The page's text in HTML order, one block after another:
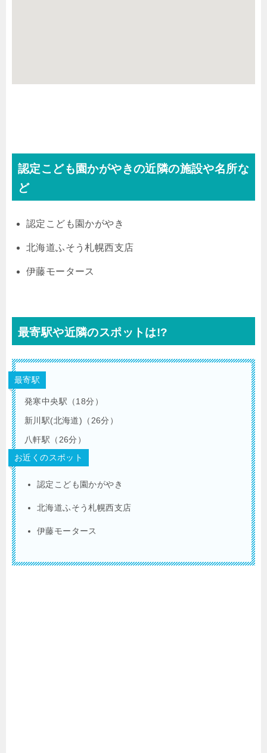
認定こども園かがやきの近隣の施設や名所な
ど
認定こども園かがやき
北海道ふそう札幌西支店
伊藤モータース
最寄駅や近隣のスポットは!?
最寄駅
発寒中央駅（18分）
新川駅(北海道)（26分）
八軒駅（26分）
お近くのスポット
認定こども園かがやき
北海道ふそう札幌西支店
伊藤モータース